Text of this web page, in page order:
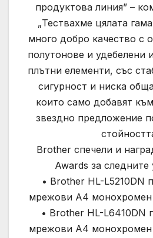
продуктова линия” –
„Тествахме цялата
много добро качество с
полутонове и удебелени
плътни елементи, със
сигурност и ниска
които само добавят
звездно предложение
Brother спечели и
Awards за следните
• Brother HL-L5210DN
мрежови A4 монохромен
• Brother HL-L6410DN
мрежови A4 монохромен